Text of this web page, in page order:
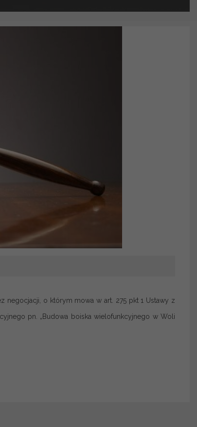
negocjacji, o którym mowa w art. 275 pkt 1 Ustawy z
pn. „Budowa boiska wielofunkcyjnego w Woli